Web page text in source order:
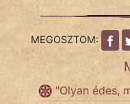
PSZICHO
FILM
MEGOSZTOM:
"Olyan édes,